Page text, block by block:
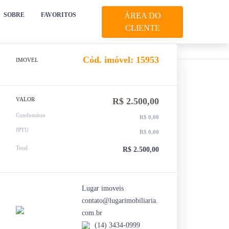
SOBRE FAVORITOS
ÁREA DO
CLIENTE
IMOVEL Cód. imóvel: 15953
VALOR R$ 2.500,00
Condomínio R$ 0,00
IPTU R$ 0,00
Total R$ 2.500,00
Lugar imoveis
contato@lugarimobiliaria.
com.br
(14) 3434-0999